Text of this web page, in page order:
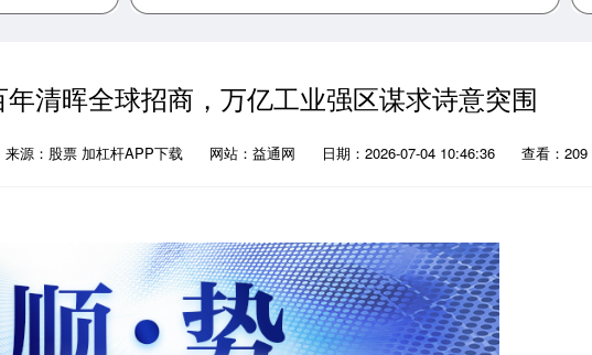
清晖全球招商，万亿工业强区谋求诗意突围
来源：股票 加杠杆APP下载 网站：益通网 日期：2026-07-04 10:46:36 查看：209